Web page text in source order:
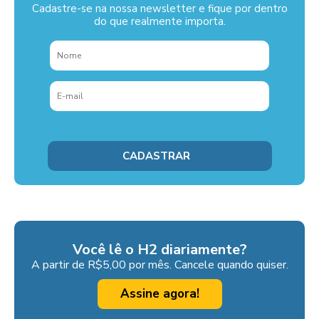
Cadastre-se na nossa newsletter e fique por dentro
do que realmente importa.
Você lê o H2 diariamente?
A partir de R$5,00 por mês. Cancele quando quiser.
Assine agora!